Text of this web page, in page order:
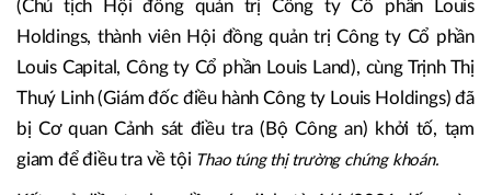
(Chủ tịch Hội đồng quản trị Công ty Cổ phần Louis
Holdings, thành viên Hội đồng quản trị Công ty Cổ phần
Louis Capital, Công ty Cổ phần Louis Land), cùng Trịnh Thị
Thuý Linh (Giám đốc điều hành Công ty Louis Holdings) đã
bị Cơ quan Cảnh sát điều tra (Bộ Công an) khởi tố, tạm
giam để điều tra về tội Thao túng thị trường chứng khoán.